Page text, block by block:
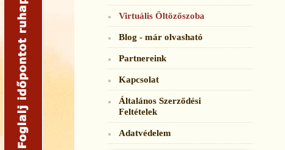
Virtuális Öltözőszoba
Blog - már olvasható
Partnereink
Kapcsolat
Általános Szerződési
Feltételek
Adatvédelem